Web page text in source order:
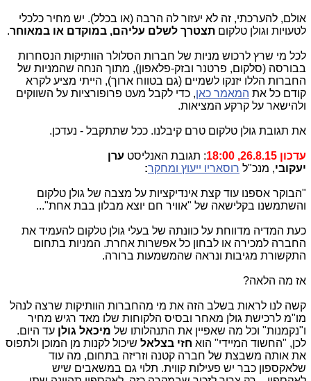
אולם, להערכתי, זה לא יעזור לה הרבה (או בכלל). יש מחיר כלכלי
לטעויות וגולן טלקום תצטרך לשלם עליהם, במוקדם או במאוחר.
לכל מי שרץ לרכוש מניות של חברות הסלולר הוותיקות הנסחרות
בבורסה (סלקום, פרטנר ובזק-פלאפון), מתוך הנחה שהמניות של
החברות הללו יזנקו לשמיים (גם בטווח ארוך), הייתי מציע לקרא
קודם כל את המאמר כאן, כדי לקבל מעט פרופורציות על השווקים
ולהישאר על קרקע המציאות.
את תגובת גולן טלקום טרם קיבלנו. ככל שתתקבל - נעדכן.
עדכון 26.8.15, 18:00 : תגובת האנליסט ערן
יעקובי, מנכ"ל רוסאריו ייעוץ ומחקר:
"הבוקר אספנו עוד קצת אינדיקציות על מצבה של גולן טלקום
והשתמשנו בקלישאה של "אוויר חם יוצא מבלון בבת אחת"...
כעת המדיה מדווחת על כוונתה של בעלי גולן טלקום להעמיד את
החברה למכירה או לבחון כל אפשרות אחרת. המניות בתחום
התקשורת מגיבות ונראה שהמשמעות ברורה.
אז מה הלאה?
קשה לנו לראות בשלב הזה את מי מהחברות הוותיקות שרצה לנהל
מו"מ לרכישת גולן מאחר ובסיס הלקוחות שלו מאד רגיש מחיר
ו"נקמנות" וכל מה שאפיין את התנהלותו של מיכאל גולן עד היום.
לכן, "החשוד המיידי" הוא חזי בצלאל שיכול לקנות מן המוכן ולתפוס
את אותה משבצת של חברה קטנה וזריזה בתחום, מה עוד
שלאקספון כבר יש פעילות קווית. תלוי גם במשאבים שיש